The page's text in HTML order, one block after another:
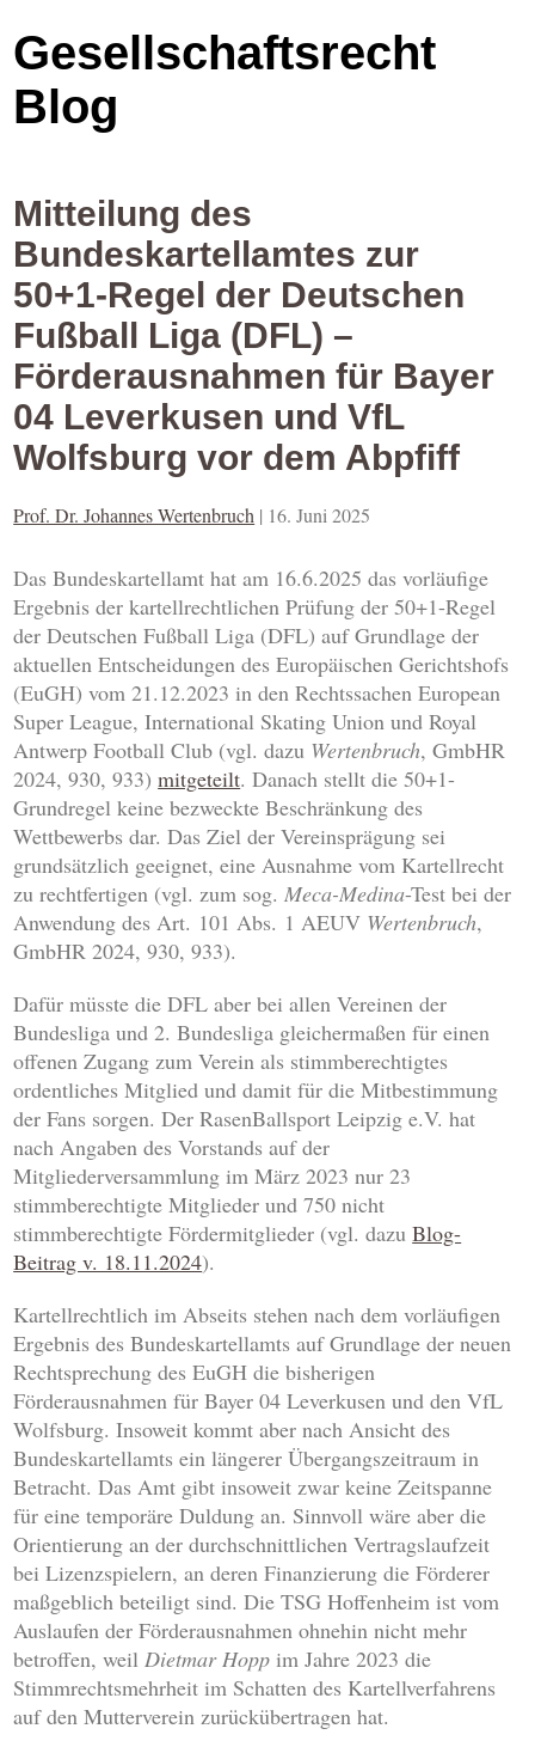
Gesellschaftsrecht
Blog
Mitteilung des
Bundeskartellamtes zur
50+1-Regel der Deutschen
Fußball Liga (DFL) –
Förderausnahmen für Bayer
04 Leverkusen und VfL
Wolfsburg vor dem Abpfiff
Prof. Dr. Johannes Wertenbruch | 16. Juni 2025
Das Bundeskartellamt hat am 16.6.2025 das vorläufige
Ergebnis der kartellrechtlichen Prüfung der 50+1-Regel
der Deutschen Fußball Liga (DFL) auf Grundlage der
aktuellen Entscheidungen des Europäischen Gerichtshofs
(EuGH) vom 21.12.2023 in den Rechtssachen European
Super League, International Skating Union und Royal
Antwerp Football Club (vgl. dazu Wertenbruch, GmbHR
2024, 930, 933)mitgeteilt. Danach stellt die 50+1-
Grundregel keine bezweckte Beschränkung des
Wettbewerbs dar. Das Ziel der Vereinsprägung sei
grundsätzlich geeignet, eine Ausnahme vom Kartellrecht
zu rechtfertigen (vgl. zum sog.Meca-Medina-Test bei der
Anwendung des Art. 101 Abs. 1 AEUV Wertenbruch,
GmbHR 2024, 930, 933).
Dafür müsste die DFL aber bei allen Vereinen der
Bundesliga und 2. Bundesliga gleichermaßen für einen
offenen Zugang zum Verein als stimmberechtigtes
ordentliches Mitglied und damit für die Mitbestimmung
der Fans sorgen. Der RasenBallsport Leipzig e.V. hat
nach Angaben des Vorstands auf der
Mitgliederversammlung im März 2023 nur 23
stimmberechtigte Mitglieder und 750 nicht
stimmberechtigte Fördermitglieder (vgl. dazuBlog-
Beitrag v. 18.11.2024).
Kartellrechtlich im Abseits stehen nach dem vorläufigen
Ergebnis des Bundeskartellamts auf Grundlage der neuen
Rechtsprechung des EuGH die bisherigen
Förderausnahmen für Bayer 04 Leverkusen und den VfL
Wolfsburg. Insoweit kommt aber nach Ansicht des
Bundeskartellamts ein längerer Übergangszeitraum in
Betracht. Das Amt gibt insoweit zwar keine Zeitspanne
für eine temporäre Duldung an. Sinnvoll wäre aber die
Orientierung an der durchschnittlichen Vertragslaufzeit
bei Lizenzspielern, an deren Finanzierung die Förderer
maßgeblich beteiligt sind. Die TSG Hoffenheim ist vom
Auslaufen der Förderausnahmen ohnehin nicht mehr
betroffen, weilDietmar Hopp im Jahre 2023 die
Stimmrechtsmehrheit im Schatten des Kartellverfahrens
auf den Mutterverein zurückübertragen hat.